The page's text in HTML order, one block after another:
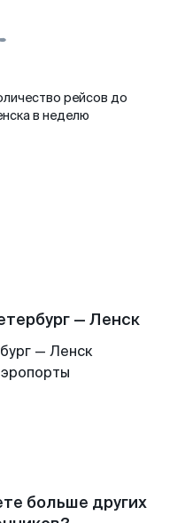
рейсов до
в неделю
— Ленск
— Ленск
больше других